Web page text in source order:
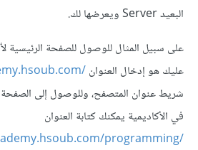
البعيد Server ويعرضها لك.
على سبيل المثال للوصول للصفحة الرئيسية
عليك هو إدخال العنوان
شريط عنوان المتصفح، وللوصول إلى
في الأكاديمية يمكنك كتابة العنوان
programming/‎